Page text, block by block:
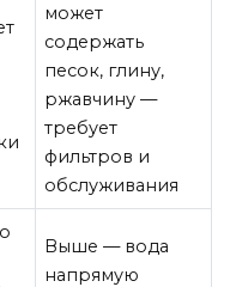
может
содержать
песок, глину,
ржавчину —
требует
фильтров и
обслуживания
Выше — вода
напрямую